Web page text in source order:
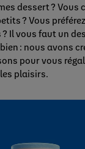
dessert ? Vous
? Vous
? Il vous faut un
: nous avons
pour vous
plaisirs.